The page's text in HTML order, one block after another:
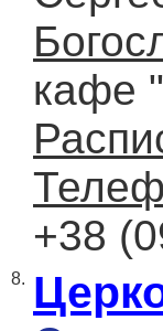
кафе
+38
8.